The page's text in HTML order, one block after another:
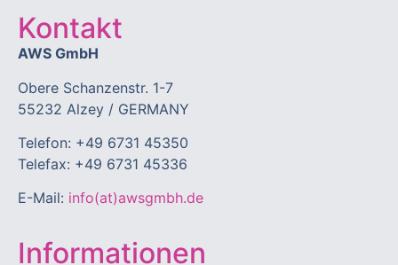
Kontakt
AWS GmbH
Obere Schanzenstr. 1-7
55232 Alzey / GERMANY
Telefon: +49 6731 45350
Telefax: +49 6731 45336
E-Mail: info(at)awsgmbh.de
Informationen